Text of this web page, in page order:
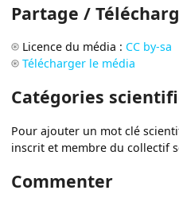
Partage /
Licence du média : CC by-sa
Télécharger le média
Catégories
Pour ajouter un mot clé
inscrit et membre du collectif
Commenter